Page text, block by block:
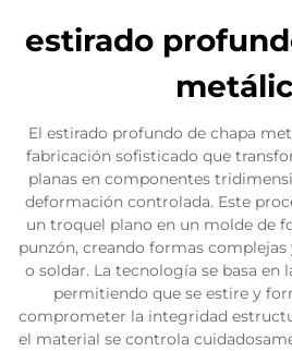
estirado
El estirado profundo de chapa
fabricación sofisticado que
planas en componentes
deformación controlada. Este
un troquel plano en un molde de
punzón, creando formas complejas
o soldar. La tecnología se basa en
permitiendo que se estire y
comprometer la integridad
el material se controla